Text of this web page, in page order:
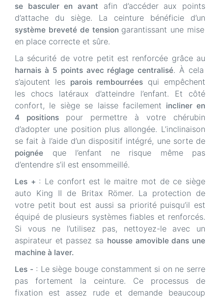
se basculer en avant afin d’accéder aux points
d’attache du siège. La ceinture bénéficie d’un
système breveté de tension garantissant une mise
en place correcte et sûre.
La sécurité de votre petit est renforcée grâce au
harnais à 5 points avec réglage centralisé. À cela
s’ajoutent les parois rembourrées qui empêchent
les chocs latéraux d’atteindre l’enfant. Et côté
confort, le siège se laisse facilement incliner en
4 positions pour permettre à votre chérubin
d’adopter une position plus allongée. L’inclinaison
se fait à l’aide d’un dispositif intégré, une sorte de
poignée que l’enfant ne risque même pas
d’entendre s’il est ensommeillé.
Les + : Le confort est le maitre mot de ce siège
auto King II de Britax Römer. La protection de
votre petit bout est aussi sa priorité puisqu’il est
équipé de plusieurs systèmes fiables et renforcés.
Si vous ne l’utilisez pas, nettoyez-le avec un
aspirateur et passez sa housse amovible dans une
machine à laver.
Les - : Le siège bouge constamment si on ne serre
pas fortement la ceinture. Ce processus de
fixation est assez rude et demande beaucoup